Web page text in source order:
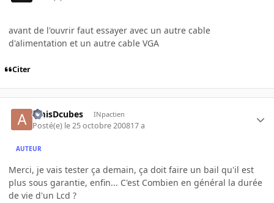
avant de l'ouvrir faut essayer avec un autre cable
d'alimentation et un autre cable VGA
Citer
amisDcubes INpactien
Posté(e) le 25 octobre 200817 a
AUTEUR
Merci, je vais tester ça demain, ça doit faire un bail qu'il est
plus sous garantie, enfin... C'est Combien en général la durée
de vie d'un Lcd ?